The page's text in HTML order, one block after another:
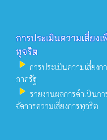
การประเมินความเสี่ยง
ทุจริต
play_arrow การประเมินความเสี่ยง
ภาครัฐ
play_arrow รายงานผลการดำเนินก
จัดการความเสี่ยงการทุจริต